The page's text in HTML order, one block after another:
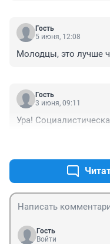
Гость
5 июня, 12:08
Молодцы, это лучше
Гость
3 июня, 09:11
Ура!
Гость
Войти